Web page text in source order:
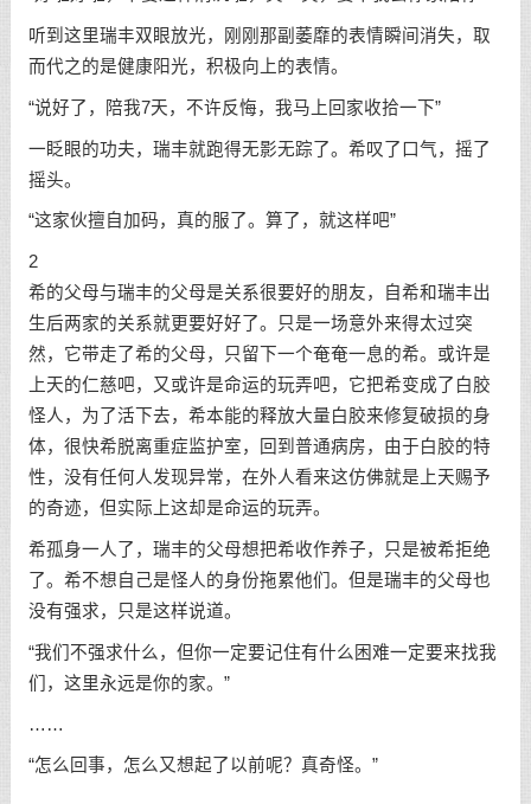
听到这里瑞丰双眼放光，刚刚那副萎靡的表情瞬间消失，取
而代之的是健康阳光，积极向上的表情。
“说好了，陪我7天，不许反悔，我马上回家收拾一下”
一眨眼的功夫，瑞丰就跑得无影无踪了。希叹了口气，摇了
摇头。
“这家伙擅自加码，真的服了。算了，就这样吧”
2
希的父母与瑞丰的父母是关系很要好的朋友，自希和瑞丰出
生后两家的关系就更要好好了。只是一场意外来得太过突
然，它带走了希的父母，只留下一个奄奄一息的希。或许是
上天的仁慈吧，又或许是命运的玩弄吧，它把希变成了白胶
怪人，为了活下去，希本能的释放大量白胶来修复破损的身
体，很快希脱离重症监护室，回到普通病房，由于白胶的特
性，没有任何人发现异常，在外人看来这仿佛就是上天赐予
的奇迹，但实际上这却是命运的玩弄。
希孤身一人了，瑞丰的父母想把希收作养子，只是被希拒绝
了。希不想自己是怪人的身份拖累他们。但是瑞丰的父母也
没有强求，只是这样说道。
“我们不强求什么，但你一定要记住有什么困难一定要来找我
们，这里永远是你的家。”
……
“怎么回事，怎么又想起了以前呢？真奇怪。”